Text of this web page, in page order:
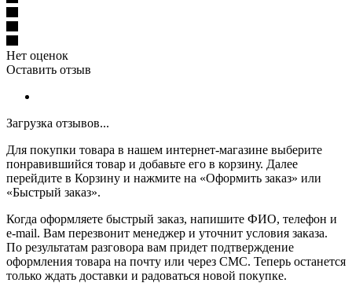
Нет оценок
Оставить отзыв
Загрузка отзывов...
Для покупки товара в нашем интернет-магазине выберите
понравившийся товар и добавьте его в корзину. Далее
перейдите в Корзину и нажмите на «Оформить заказ» или
«Быстрый заказ».
Когда оформляете быстрый заказ, напишите ФИО, телефон и
e-mail. Вам перезвонит менеджер и уточнит условия заказа.
По результатам разговора вам придет подтверждение
оформления товара на почту или через СМС. Теперь останется
только ждать доставки и радоваться новой покупке.